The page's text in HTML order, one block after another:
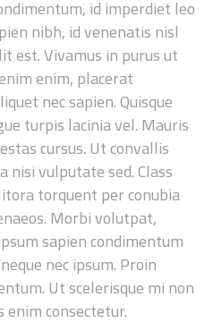
id imperdiet leo
nibh, id venenatis nisl
est. Vivamus in purus ut
enim, placerat
nec sapien. Quisque
turpis lacinia vel. Mauris
cursus. Ut convallis
nisi vulputate sed. Class
torquent per conubia
Morbi volutpat,
sapien condimentum
nec ipsum. Proin
Ut scelerisque mi non
enim consectetur.